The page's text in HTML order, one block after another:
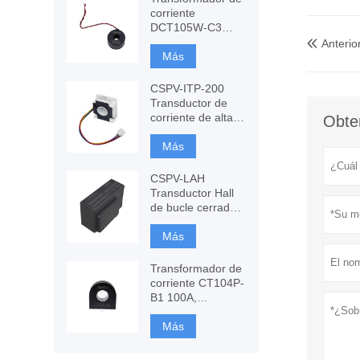

corriente
DCT105W-C3
120A con
inmunidad CC,
medición de CT
Más
CSPV-ITP-200
Transductor de
corriente de alta
precisión,
Fluxgate basado
en componentes
Más
CSPV-LAH
Transductor Hall
de bucle cerrado,
medida de CA, CC
Más
Transformador de
corriente CT104P-
B1 100A,
monitoreo y
protección
Más